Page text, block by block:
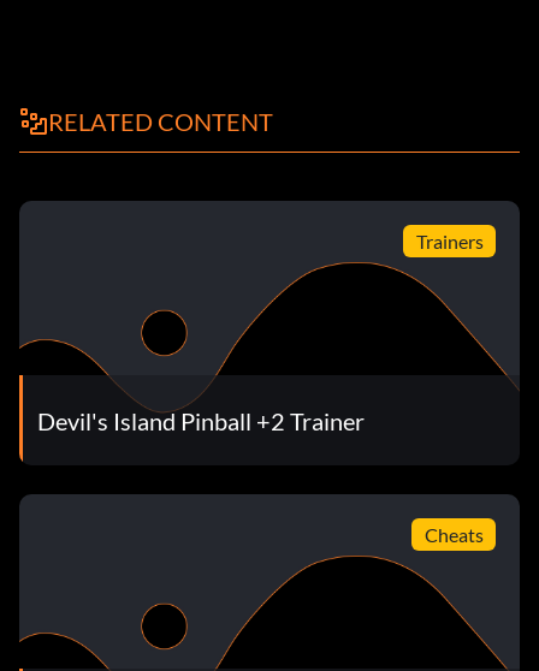
RELATED CONTENT
Trainers
Devil's Island Pinball +2 Trainer
Cheats